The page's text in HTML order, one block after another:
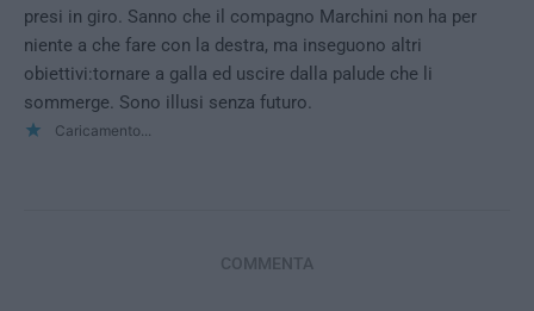
presi in giro. Sanno che il compagno Marchini non ha per
niente a che fare con la destra, ma inseguono altri
obiettivi:tornare a galla ed uscire dalla palude che li
sommerge. Sono illusi senza futuro.
Caricamento...
COMMENTA